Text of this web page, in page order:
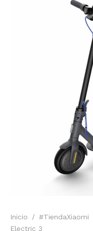
Inicio / #TiendaXiaomi
Electric 3